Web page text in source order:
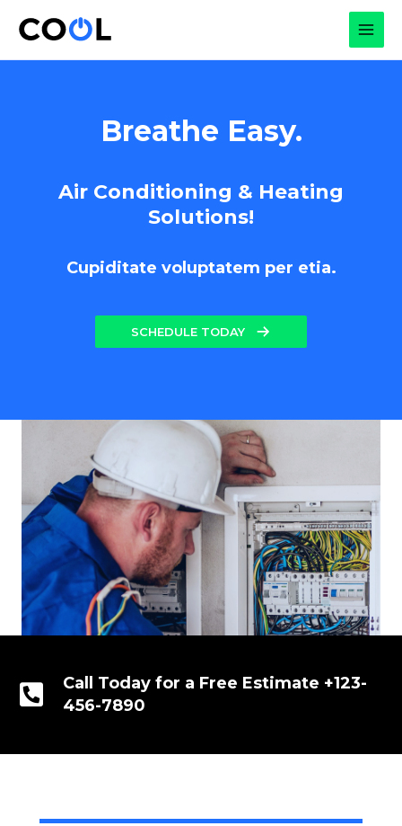
Breathe Easy.
Air Conditioning & Heating
Solutions!
Cupiditate voluptatem per etia.
SCHEDULE TODAY
Call Today for a Free Estimate +123-
456-7890